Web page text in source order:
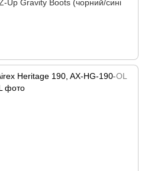
Up Gravity Boots (чорний/сині